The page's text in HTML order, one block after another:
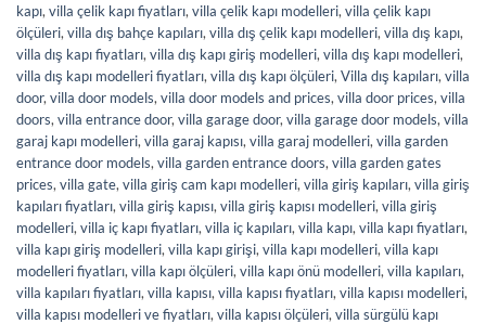
kapı, villa çelik kapı fiyatları, villa çelik kapı modelleri, villa çelik kapı
ölçüleri, villa dış bahçe kapıları, villa dış çelik kapı modelleri, villa dış kapı,
villa dış kapı fiyatları, villa dış kapı giriş modelleri, villa dış kapı modelleri,
villa dış kapı modelleri fiyatları, villa dış kapı ölçüleri, Villa dış kapıları, villa
door, villa door models, villa door models and prices, villa door prices, villa
doors, villa entrance door, villa garage door, villa garage door models, villa
garaj kapı modelleri, villa garaj kapısı, villa garaj modelleri, villa garden
entrance door models, villa garden entrance doors, villa garden gates
prices, villa gate, villa giriş cam kapı modelleri, villa giriş kapıları, villa giriş
kapıları fiyatları, villa giriş kapısı, villa giriş kapısı modelleri, villa giriş
modelleri, villa iç kapı fiyatları, villa iç kapıları, villa kapı, villa kapı fiyatları,
villa kapı giriş modelleri, villa kapı girişi, villa kapı modelleri, villa kapı
modelleri fiyatları, villa kapı ölçüleri, villa kapı önü modelleri, villa kapıları,
villa kapıları fiyatları, villa kapısı, villa kapısı fiyatları, villa kapısı modelleri,
villa kapısı modelleri ve fiyatları, villa kapısı ölçüleri, villa sürgülü kapı